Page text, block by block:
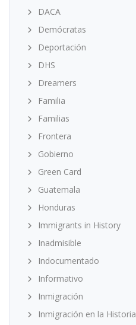
DACA
Demócratas
Deportación
DHS
Dreamers
Familia
Familias
Frontera
Gobierno
Green Card
Guatemala
Honduras
Immigrants in History
Inadmisible
Indocumentado
Informativo
Inmigración
Inmigración en la Historia